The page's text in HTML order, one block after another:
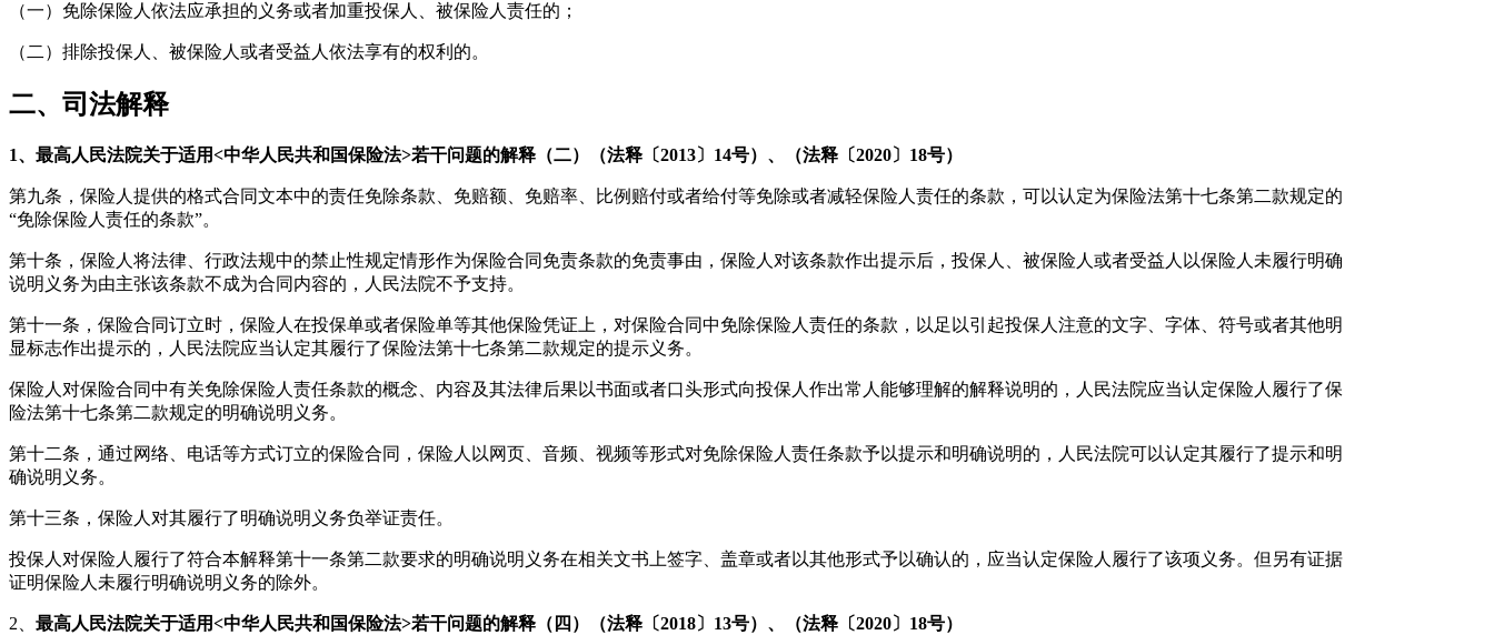
（一）免除保险人依法应承担的义务或者加重投保人、被保险人责任的；
（二）排除投保人、被保险人或者受益人依法享有的权利的。
二、司法解释
1、最高人民法院关于适用<中华人民共和国保险法>若干问题的解释（二）（法释〔2013〕14号）、（法释〔2020〕18号）
第九条，保险人提供的格式合同文本中的责任免除条款、免赔额、免赔率、比例赔付或者给付等免除或者减轻保险人责任的条款，可以认定为保险法第十七条第二款规定的
“免除保险人责任的条款”。
第十条，保险人将法律、行政法规中的禁止性规定情形作为保险合同免责条款的免责事由，保险人对该条款作出提示后，投保人、被保险人或者受益人以保险人未履行明确
说明义务为由主张该条款不成为合同内容的，人民法院不予支持。
第十一条，保险合同订立时，保险人在投保单或者保险单等其他保险凭证上，对保险合同中免除保险人责任的条款，以足以引起投保人注意的文字、字体、符号或者其他明
显标志作出提示的，人民法院应当认定其履行了保险法第十七条第二款规定的提示义务。
保险人对保险合同中有关免除保险人责任条款的概念、内容及其法律后果以书面或者口头形式向投保人作出常人能够理解的解释说明的，人民法院应当认定保险人履行了保
险法第十七条第二款规定的明确说明义务。
第十二条，通过网络、电话等方式订立的保险合同，保险人以网页、音频、视频等形式对免除保险人责任条款予以提示和明确说明的，人民法院可以认定其履行了提示和明
确说明义务。
第十三条，保险人对其履行了明确说明义务负举证责任。
投保人对保险人履行了符合本解释第十一条第二款要求的明确说明义务在相关文书上签字、盖章或者以其他形式予以确认的，应当认定保险人履行了该项义务。但另有证据
证明保险人未履行明确说明义务的除外。
2、 最高人民法院关于适用<中华人民共和国保险法>若干问题的解释（四）（法释〔2018〕13号）、（法释〔2020〕18号）